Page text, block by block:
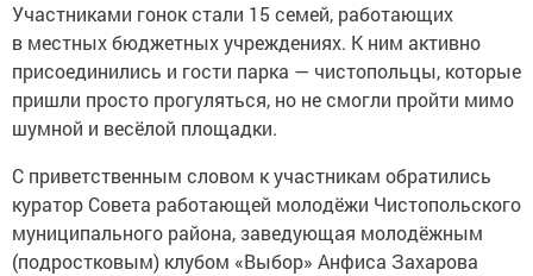
Участниками гонок стали 15 семей, работающих
в местных бюджетных учреждениях. К ним активно
присоединились и гости парка — чистопольцы, которые
пришли просто прогуляться, но не смогли пройти мимо
шумной и весёлой площадки.
С приветственным словом к участникам обратились
куратор Совета работающей молодёжи Чистопольского
муниципального района, заведующая молодёжным
(подростковым) клубом «Выбор» Анфиса Захарова